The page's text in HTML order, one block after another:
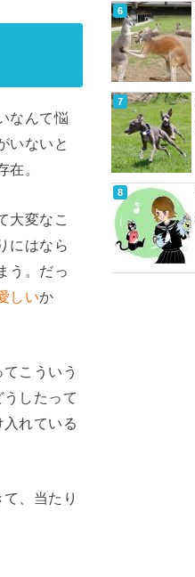
なんて悩
いないと
。
大変なこ
にはなら
う。だっ
しいか
こういう
したって
れている
、当たり